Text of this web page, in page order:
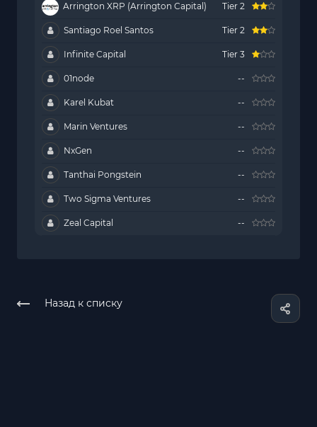
Arrington XRP (Arrington Capital) Tier 2
Santiago Roel Santos Tier 2
Infinite Capital Tier 3
01node --
Karel Kubat --
Marin Ventures --
NxGen --
Tanthai Pongstein --
Two Sigma Ventures --
Zeal Capital --
Назад к списку